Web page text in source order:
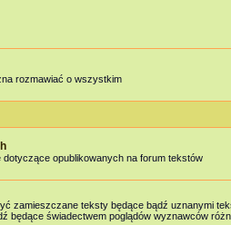
rozmawiać o wszystkim
dotyczące opublikowanych na forum tekstów
zamieszczane teksty będące bądź uznanymi
będące świadectwem poglądów wyznawców